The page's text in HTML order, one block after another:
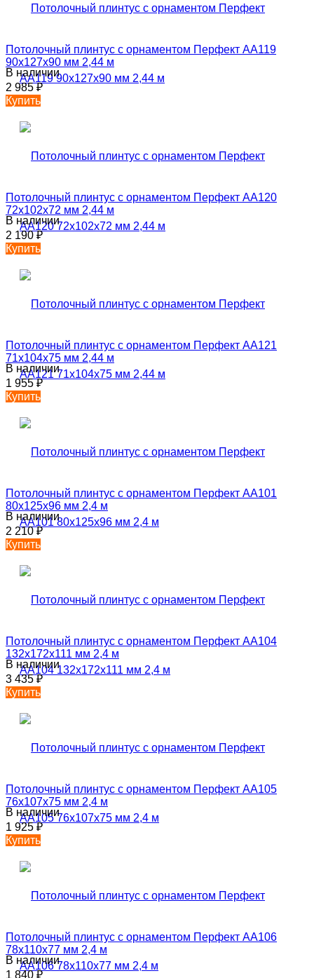
Потолочный плинтус с орнаментом Перфект AA119
90х127х90 мм 2,44 м
В наличии
2 985₽
Купить
Потолочный плинтус с орнаментом Перфект AA120
72х102х72 мм 2,44 м
В наличии
2 190₽
Купить
Потолочный плинтус с орнаментом Перфект AA121
71х104х75 мм 2,44 м
В наличии
1 955₽
Купить
Потолочный плинтус с орнаментом Перфект AA101
80х125х96 мм 2,4 м
В наличии
2 210₽
Купить
Потолочный плинтус с орнаментом Перфект AA104
132х172х111 мм 2,4 м
В наличии
3 435₽
Купить
Потолочный плинтус с орнаментом Перфект AA105
76х107х75 мм 2,4 м
В наличии
1 925₽
Купить
Потолочный плинтус с орнаментом Перфект AA106
78х110х77 мм 2,4 м
В наличии
1 840₽